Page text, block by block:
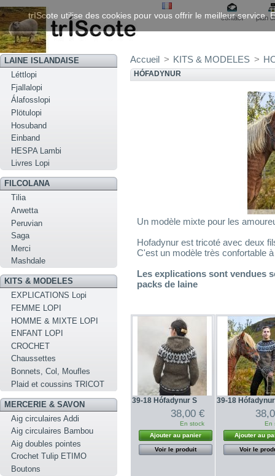
contact plan
LAINE ISLANDAISE
Léttlopi
Fjallalopi
Álafosslopi
Plötulopi
Hosuband
Einband
HESPA Lambi
Livres Lopi
FILCOLANA
Tilia
Arwetta
Peruvian
Saga
Merci
Mashdale
KITS & MODELES
EXPLICATIONS Lopi
FEMME LOPI
HOMME & MIXTE LOPI
ENFANT LOPI
CROCHET
Chaussettes
Bonnets, Col, Moufles
Plaid et coussins TRICOT
MERCERIE & SAVON
Aig circulaires Addi
Aig circulaires Bambou
Aig doubles pointes
Crochet Tulip ETIMO
Boutons
Accueil > KITS & MODELES >
HÓFADYNUR
Un modèle mixte pour les
Hofadynur est tricoté avec deux
C'est un modèle très confortable
Les explications sont vendues
packs de laine
39-18 Hófadynur S
38,00 €
En stock
Ajouter au panier
Voir le produit
39-18
En
Ajouter au
Voir le
trIScote utilise des cookies pour vous offrir le meilleur